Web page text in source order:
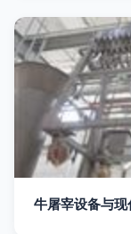
牛屠宰设备与